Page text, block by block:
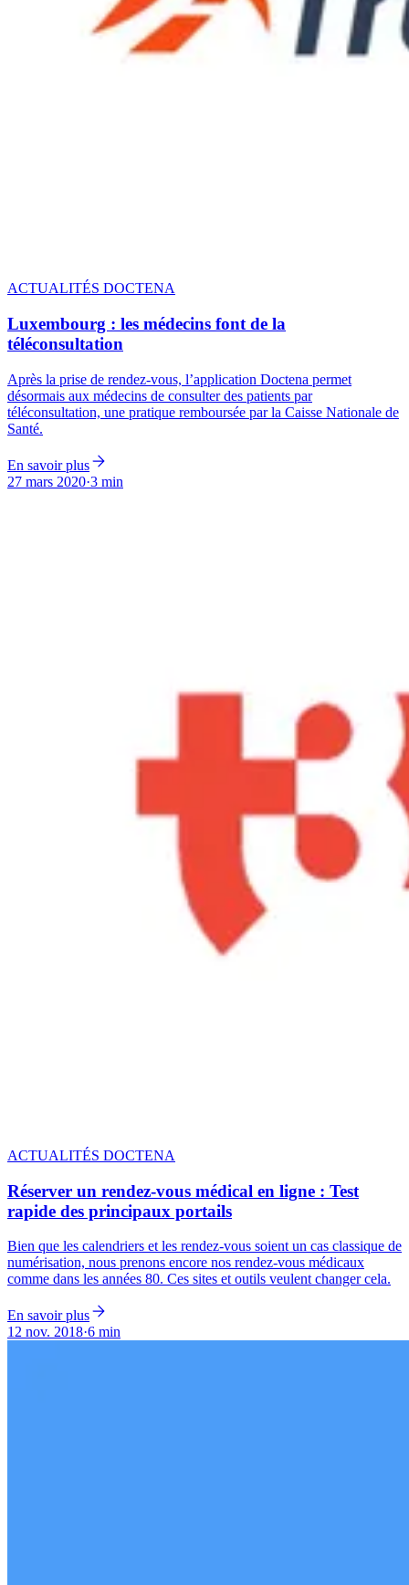
ACTUALITÉS DOCTENA
Luxembourg : les médecins font de la
téléconsultation
Après la prise de rendez-vous, l’application Doctena permet
désormais aux médecins de consulter des patients par
téléconsultation, une pratique remboursée par la Caisse Nationale de
Santé.
En savoir plus
27 mars 2020·3 min
ACTUALITÉS DOCTENA
Réserver un rendez-vous médical en ligne : Test
rapide des principaux portails
Bien que les calendriers et les rendez-vous soient un cas classique de
numérisation, nous prenons encore nos rendez-vous médicaux
comme dans les années 80. Ces sites et outils veulent changer cela.
En savoir plus
12 nov. 2018·6 min